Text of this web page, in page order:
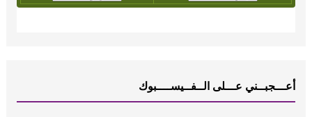
أعـــجبــني عـــلى الــفــيســــبوك